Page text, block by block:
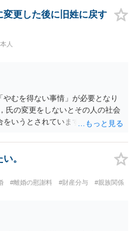
変更した後に旧姓に戻す
人
むを得ない事情」が必要となり
氏の変更をしないとその人の社会
いうとされています。 中国の苗
しませんので，氏の変更を認め
。
#離婚の慰謝料 #財産分与 #親族関係